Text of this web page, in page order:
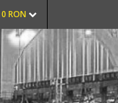
0 RON